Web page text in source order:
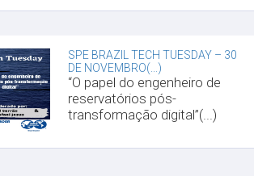
SPE BRAZIL TECH TUESDAY – 30
DE NOVEMBRO(...)
“O papel do engenheiro de
reservatórios pós-
transformação digital”(...)